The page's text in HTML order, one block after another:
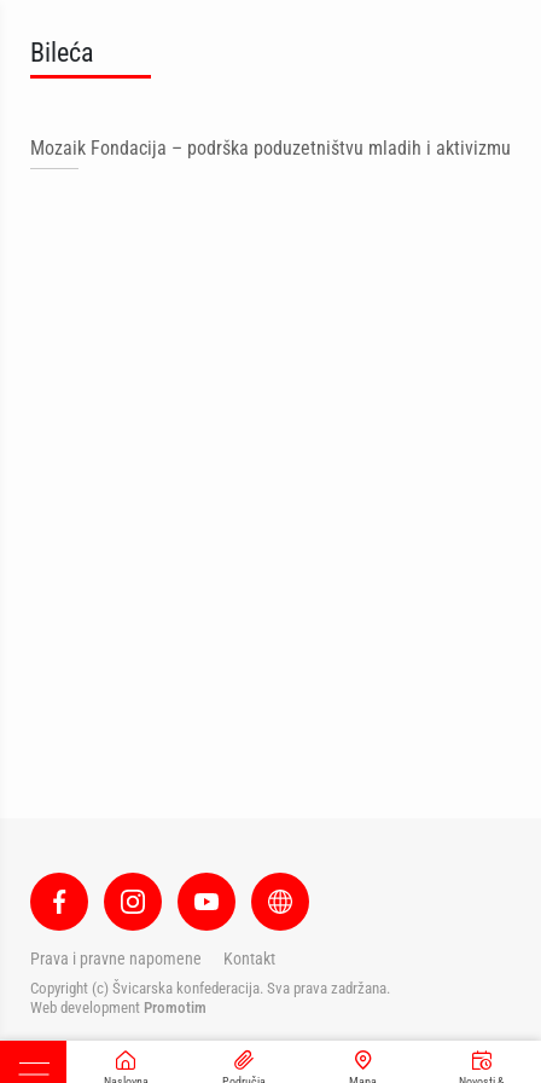
Bileća
Mozaik Fondacija – podrška poduzetništvu mladih i aktivizmu
Prava i pravne napomene Kontakt
Copyright (c) Švicarska konfederacija. Sva prava zadržana.
Web development Promotim